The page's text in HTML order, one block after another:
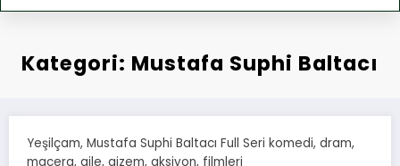
Kategori: Mustafa Suphi Baltacı
Yeşilçam, Mustafa Suphi Baltacı Full Seri komedi, dram,
macera, aile, gizem, aksiyon, filmleri